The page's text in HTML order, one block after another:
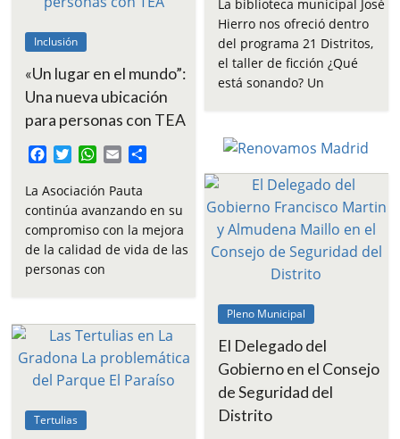
Inclusión
«Un lugar en el mundo”:
Una nueva ubicación
para personas con TEA
c
e
b
o
o
k
i
t
t
e
r
W
a
t
s
A
p
p
a
i
l
p
a
r
La Asociación Pauta
continúa avanzando en su
compromiso con la mejora
de la calidad de vida de las
personas con
Tertulias
e
b
o
o
k
t
t
e
t
s
A
p
p
i
p
a
r
t
La biblioteca municipal José
Hierro nos ofreció dentro
del programa 21 Distritos,
el taller de ficción ¿Qué
está sonando? Un
Pleno Municipal
El Delegado del
Gobierno en el Consejo
de Seguridad del
Distrito